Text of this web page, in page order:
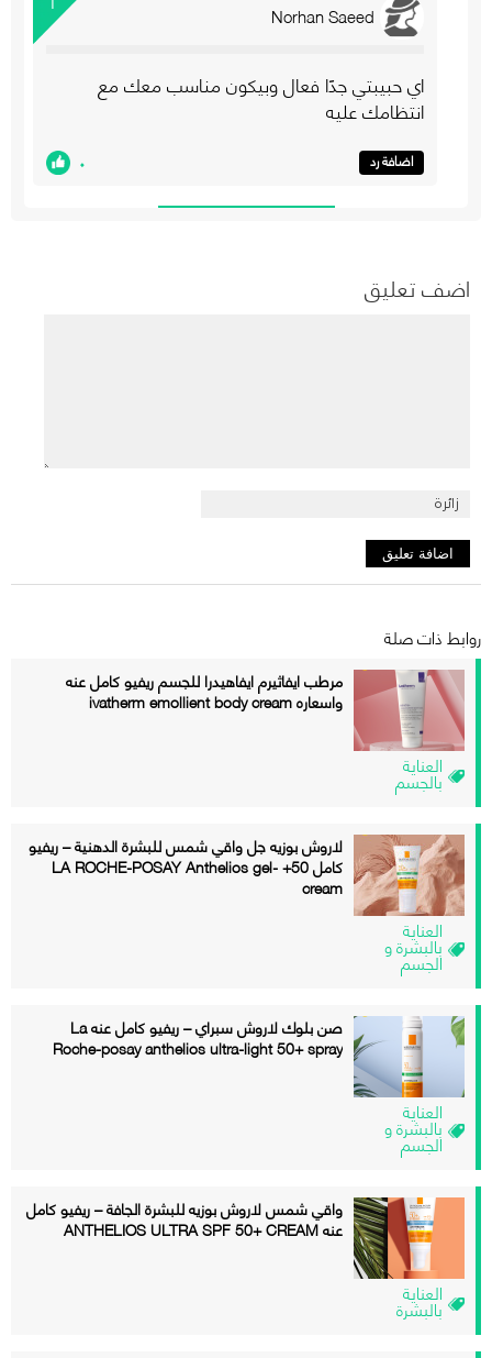
Norhan Saeed
اي حبيبتي جدًا فعال وبيكون مناسب معك مع
انتظامك عليه
اضافة رد ٠
اضف تعليق
روابط ذات صلة
العناية
بالجسم
مرطب ايفاثيرم ايفاهيدرا للجسم ريفيو كامل عنه
واسعاره ivatherm emollient body cream
العناية
بالبشرة و
الجسم
لاروش بوزيه جل واقي شمس للبشرة الدهنية – ريفيو
كامل 50+ LA ROCHE-POSAY Anthelios gel-
cream
العناية
بالبشرة و
الجسم
صن بلوك لاروش سبراي – ريفيو كامل عنه La
Roche-posay anthelios ultra-light 50+ spray
العناية
بالبشرة
واقي شمس لاروش بوزيه للبشرة الجافة – ريفيو كامل
عنه ANTHELIOS ULTRA SPF 50+ CREAM